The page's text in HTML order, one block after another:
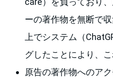
ーの著作物を無断で
上でシステム（
グしたことにより、
原告の著作物へのア